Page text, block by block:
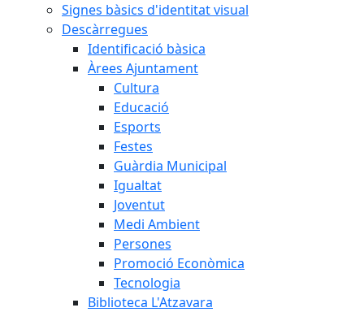
Signes bàsics d'identitat visual
Descàrregues
Identificació bàsica
Àrees Ajuntament
Cultura
Educació
Esports
Festes
Guàrdia Municipal
Igualtat
Joventut
Medi Ambient
Persones
Promoció Econòmica
Tecnologia
Biblioteca L'Atzavara